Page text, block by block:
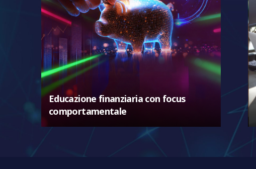
Educazione finanziaria con focus
comportamentale